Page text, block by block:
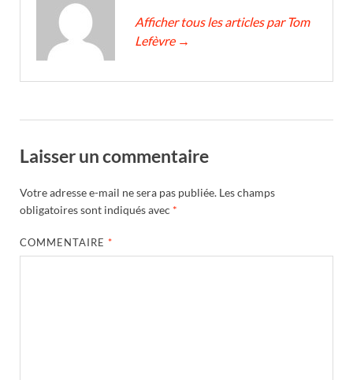
Afficher tous les articles par Tom
Lefèvre →
Laisser un commentaire
Votre adresse e-mail ne sera pas publiée. Les champs
obligatoires sont indiqués avec *
COMMENTAIRE*